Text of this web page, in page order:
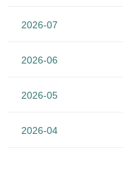
2026-07
2026-06
2026-05
2026-04